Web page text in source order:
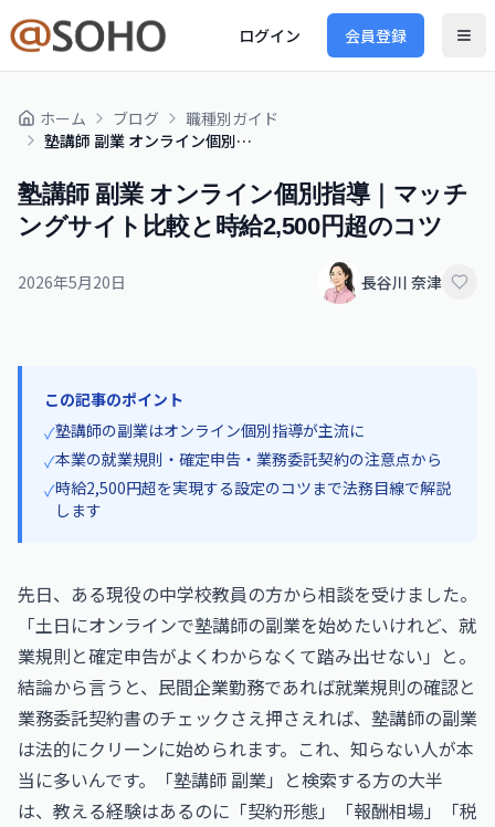
ログイン 会員登録
ホーム ブログ
職種別ガイド
塾講師 副業 オンライン個別指導｜マッチングサイト比較と時給2,500円超のコツ
塾講師 副業 オンライン個別指導｜マッチ
ングサイト比較と時給2,500円超のコツ
2026年5月20日 長谷川 奈津
この記事のポイント
✓塾講師の副業はオンライン個別指導が主流に
✓本業の就業規則・確定申告・業務委託契約の注意点から
✓時給2,500円超を実現する設定のコツまで法務目線で解説
します
先日、ある現役の中学校教員の方から相談を受けました。
「土日にオンラインで塾講師の副業を始めたいけれど、就
業規則と確定申告がよくわからなくて踏み出せない」と。
結論から言うと、民間企業勤務であれば就業規則の確認と
業務委託契約書のチェックさえ押さえれば、塾講師の副業
は法的にクリーンに始められます。これ、知らない人が本
当に多いんです。「塾講師 副業」と検索する方の大半
は、教える経験はあるのに「契約形態」「報酬相場」「税